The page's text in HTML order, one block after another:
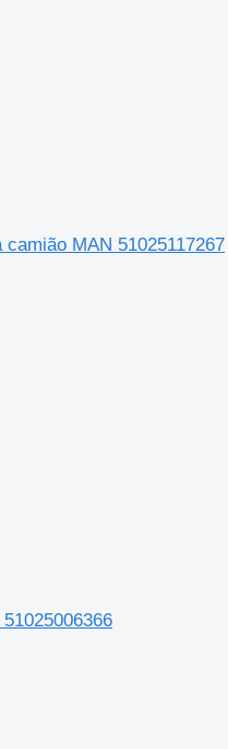
MAN 51025117267